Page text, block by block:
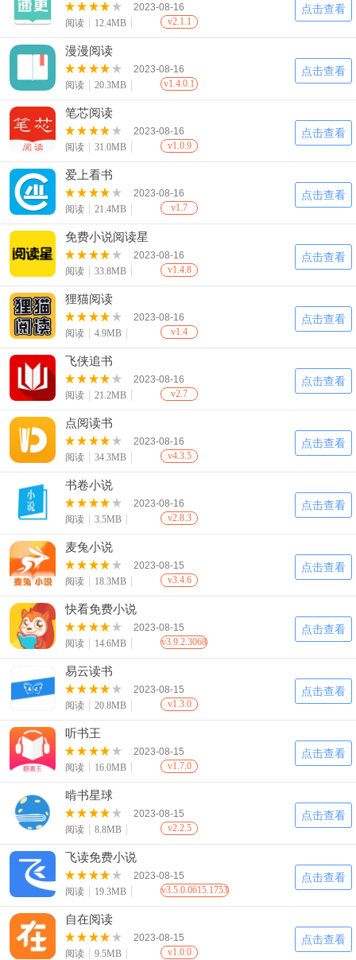
2023-08-16
阅读
12.4MB v2.1.1
点击查看
漫漫阅读
2023-08-16
阅读
20.3MB v1.4.0.1
点击查看
笔芯阅读
2023-08-16
阅读
31.0MB v1.0.9
点击查看
爱上看书
2023-08-16
阅读
21.4MB v1.7
点击查看
免费小说阅读星
2023-08-16
阅读
33.8MB v1.4.8
点击查看
狸猫阅读
2023-08-16
阅读
4.9MB v1.4
点击查看
飞侠追书
2023-08-16
阅读
21.2MB v2.7
点击查看
点阅读书
2023-08-16
阅读
34.3MB v4.3.5
点击查看
书卷小说
2023-08-16
阅读
3.5MB v2.8.3
点击查看
麦兔小说
2023-08-15
阅读
18.3MB v3.4.6
点击查看
快看免费小说
2023-08-15
阅读
14.6MB v3.9.2.3068
点击查看
易云读书
2023-08-15
阅读
20.8MB v1.3.0
点击查看
听书王
2023-08-15
阅读
16.0MB v1.7.0
点击查看
啃书星球
2023-08-15
阅读
8.8MB v2.2.5
点击查看
飞读免费小说
2023-08-15
阅读
19.3MB v3.5.0.0615.1753
点击查看
自在阅读
2023-08-15
阅读
9.5MB v1.0.0
点击查看